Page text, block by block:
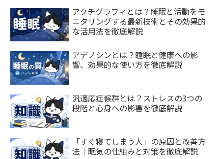
アクチグラフィとは？睡眠と活動をモ
ニタリングする最新技術とその効果的
な活用法を徹底解説
アデノシンとは？睡眠と健康への影
響、効果的な使い方を徹底解説
汎適応症候群とは？ストレスの3つの
段階と心身への影響を徹底解説
「すぐ寝てしまう人」の原因と改善方
法｜眠気の仕組みと対策を徹底解説